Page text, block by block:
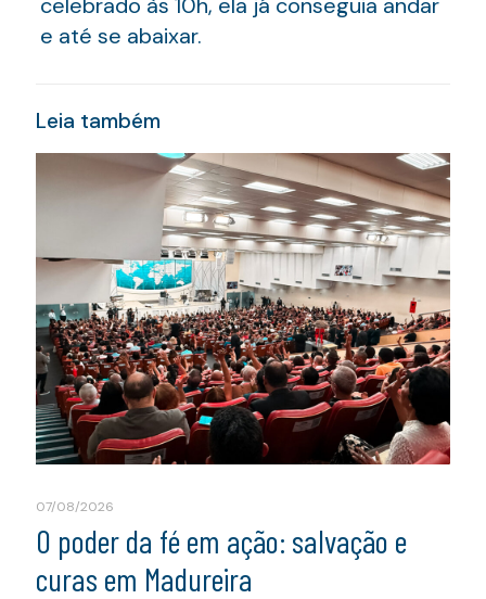
e até se abaixar.
Leia também
07/08/2026
O poder da fé em ação: salvação e
curas em Madureira